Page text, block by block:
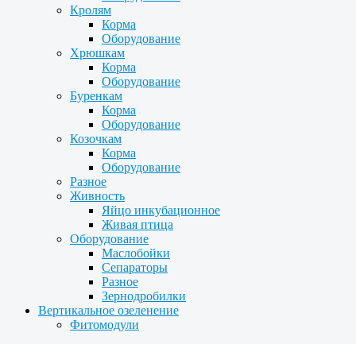
Кролям
Корма
Оборудование
Хрюшкам
Корма
Оборудование
Буренкам
Корма
Оборудование
Козочкам
Корма
Оборудование
Разное
Живность
Яйцо инкубационное
Живая птица
Оборудование
Маслобойки
Сепараторы
Разное
Зернодробилки
Вертикальное озеленение
Фитомодули